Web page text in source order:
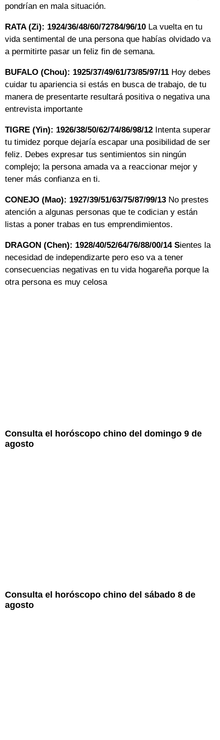
pondrían en mala situación.
RATA (Zi): 1924/36/48/60/72784/96/10 La vuelta en tu
vida sentimental de una persona que habías olvidado va
a permitirte pasar un feliz fin de semana.
BUFALO (Chou): 1925/37/49/61/73/85/97/11 Hoy debes
cuidar tu apariencia si estás en busca de trabajo, de tu
manera de presentarte resultará positiva o negativa una
entrevista importante
TIGRE (Yin): 1926/38/50/62/74/86/98/12 Intenta superar
tu timidez porque dejaría escapar una posibilidad de ser
feliz. Debes expresar tus sentimientos sin ningún
complejo; la persona amada va a reaccionar mejor y
tener más confianza en ti.
CONEJO (Mao): 1927/39/51/63/75/87/99/13 No prestes
atención a algunas personas que te codician y están
listas a poner trabas en tus emprendimientos.
DRAGON (Chen): 1928/40/52/64/76/88/00/14 Sientes la
necesidad de independizarte pero eso va a tener
consecuencias negativas en tu vida hogareña porque la
otra persona es muy celosa
Consulta el horóscopo chino del domingo 9 de
agosto
Consulta el horóscopo chino del sábado 8 de
agosto